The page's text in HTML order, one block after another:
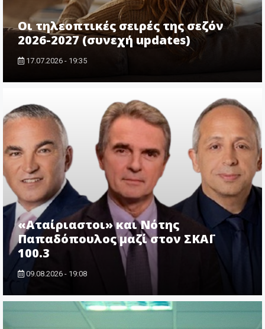
Οι τηλεοπτικές σειρές της σεζόν
2026-2027 (συνεχή updates)
17.07.2026 - 19:35
«Αταίριαστοι» και Νότης
Παπαδόπουλος μαζί στον ΣΚΑΪ
100.3
09.08.2026 - 19:08